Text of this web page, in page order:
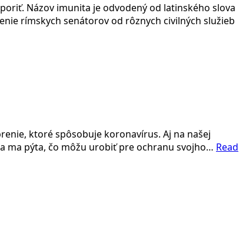
Názov imunita je odvodený od latinského slova
rímskych senátorov od rôznych civilných služieb
ktoré spôsobuje koronavírus. Aj na našej
ma pýta, čo môžu urobiť pre ochranu svojho… Read